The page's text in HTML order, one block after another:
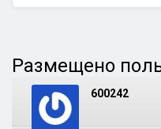
Размещено
600242